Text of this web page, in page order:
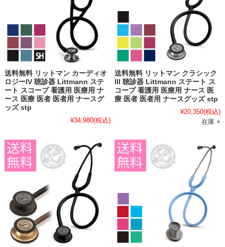
送料無料 リットマン カーディオ
ロジーIV 聴診器 Littmann ステ
ート スコープ 看護用 医療用 ナ
ース 医療 医者 医者用 ナースグ
ッズ stp
¥34,980(税込)
送料無料 リットマン クラシック
III 聴診器 Littmann ステート ス
コープ 看護用 医療用 ナース 医
療 医者 医者用 ナースグッズ stp
¥20,350(税込)
在庫 ×